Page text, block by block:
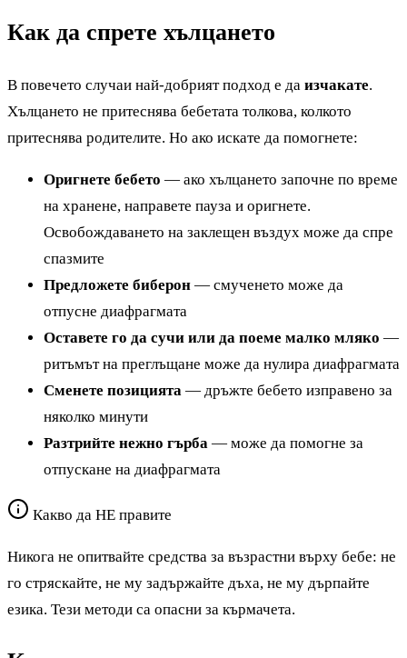
Как да спрете хълцането
В повечето случаи най-добрият подход е да изчакате.
Хълцането не притеснява бебетата толкова, колкото
притеснява родителите. Но ако искате да помогнете:
Оригнете бебето — ако хълцането започне по време
на хранене, направете пауза и оригнете.
Освобождаването на заклещен въздух може да спре
спазмите
Предложете биберон — смученето може да
отпусне диафрагмата
Оставете го да сучи или да поеме малко мляко —
ритъмът на преглъщане може да нулира диафрагмата
Сменете позицията — дръжте бебето изправено за
няколко минути
Разтрийте нежно гърба — може да помогне за
отпускане на диафрагмата
Какво да НЕ правите
Никога не опитвайте средства за възрастни върху бебе: не
го стряскайте, не му задържайте дъха, не му дърпайте
езика. Тези методи са опасни за кърмачета.